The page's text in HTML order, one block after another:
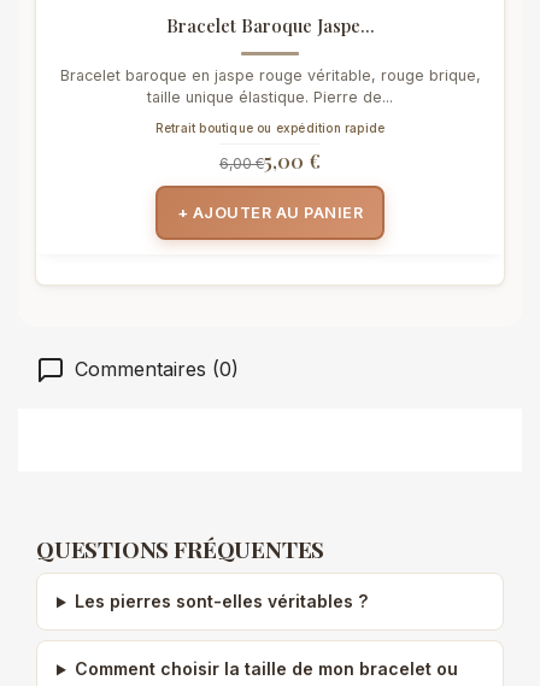
Bracelet Baroque Jaspe...
Bracelet baroque en jaspe rouge véritable, rouge brique,
taille unique élastique. Pierre de...
Retrait boutique ou expédition rapide
6,00 €5,00 €
+ AJOUTER AU PANIER
Commentaires (0)
QUESTIONS FRÉQUENTES
Les pierres sont-elles véritables ?
Comment choisir la taille de mon bracelet ou